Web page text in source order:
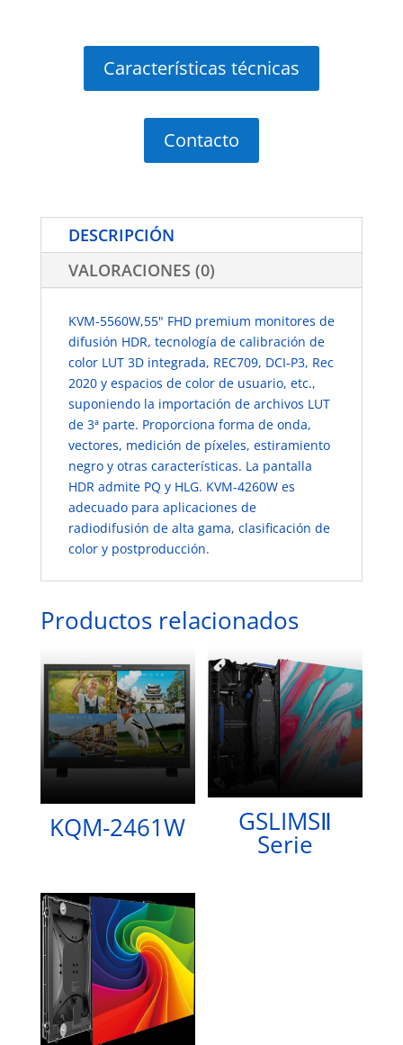
Características técnicas
Contacto
DESCRIPCIÓN
VALORACIONES (0)
KVM-5560W,55" FHD premium monitores de
difusión HDR, tecnología de calibración de
color LUT 3D integrada, REC709, DCI-P3, Rec
2020 y espacios de color de usuario, etc.,
suponiendo la importación de archivos LUT
de 3ª parte. Proporciona forma de onda,
vectores, medición de píxeles, estiramiento
negro y otras características. La pantalla
HDR admite PQ y HLG. KVM-4260W es
adecuado para aplicaciones de
radiodifusión de alta gama, clasificación de
color y postproducción.
Productos relacionados
KQM-2461W GSLIMSⅡ
Serie